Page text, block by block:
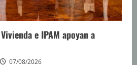
e IPAM apoyan a
07/08/2026